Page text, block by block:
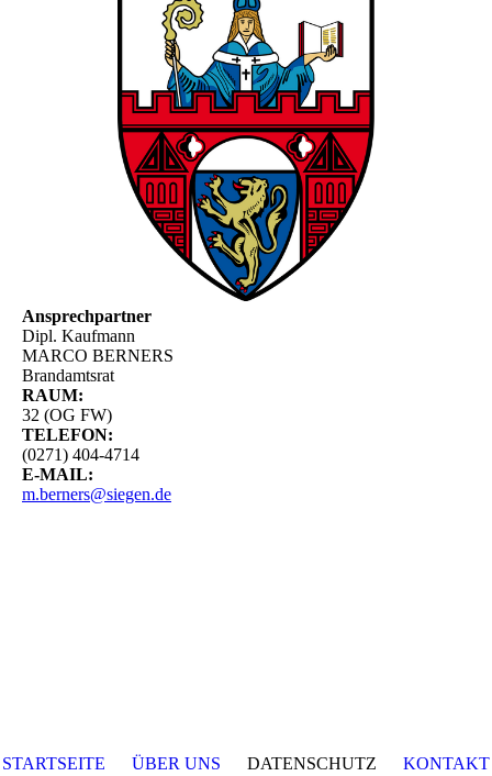
Ansprechpartner
Dipl. Kaufmann
MARCO BERNERS
Brandamtsrat
RAUM:
32 (OG FW)
TELEFON:
(0271) 404-4714
E-MAIL:
m.berners@siegen.de
STARTSEITE ÜBER UNS DATENSCHUTZ KONTAKT